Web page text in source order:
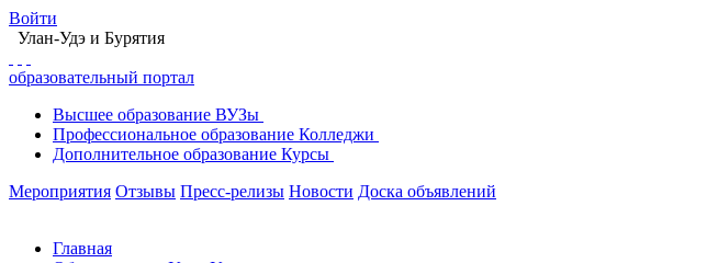
Войти
Улан-Удэ и Бурятия
образовательный портал
Высшее образование ВУЗы
Профессиональное образование Колледжи
Дополнительное образование Курсы
Мероприятия Отзывы Пресс-релизы Новости Доска объявлений
Главная